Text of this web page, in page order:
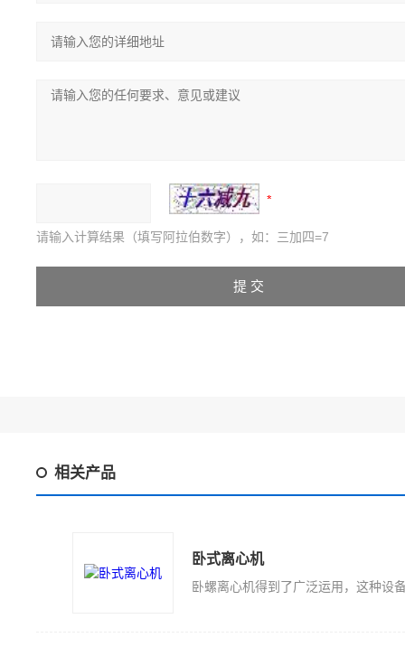
请输入计算结果（填写阿拉伯数字），如：三加四=7
相关产品
卧式离心机